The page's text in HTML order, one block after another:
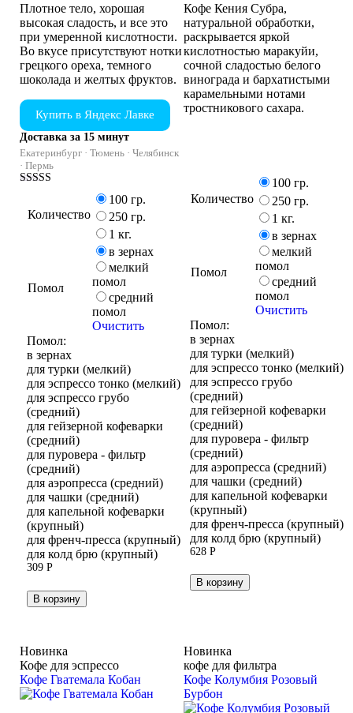
Кофе Кения Субра,
натуральной обработки,
раскрывается яркой
кислотностью маракуйи,
сочной сладостью белого
винограда и бархатистыми
карамельными нотами
тростникового сахара.
Количество
100 гр.
250 гр.
1 кг.
Помол
в зернах
мелкий
помол
средний
помол
Очистить
Помол:
в зернах
для турки (мелкий)
для эспрессо тонко (мелкий)
для эспрессо грубо
(средний)
для гейзерной кофеварки
(средний)
для пуровера - фильтр
(средний)
для аэропресса (средний)
для чашки (средний)
для капельной кофеварки
(крупный)
для френч-пресса (крупный)
для колд брю (крупный)
628 Р
В корзину
Плотное тело, хорошая
высокая сладость, и все это
при умеренной кислотности.
Во вкусе присутствуют нотки
грецкого ореха, темного
шоколада и желтых фруктов.
Купить в Яндекс Лавке
Доставка за 15 минут
Екатеринбург · Тюмень · Челябинск
· Пермь
из 5
Количество
100 гр.
250 гр.
1 кг.
Помол
в зернах
мелкий
помол
средний
помол
Очистить
Помол:
в зернах
для турки (мелкий)
для эспрессо тонко (мелкий)
для эспрессо грубо
(средний)
для гейзерной кофеварки
(средний)
для пуровера - фильтр
(средний)
для аэропресса (средний)
для чашки (средний)
для капельной кофеварки
(крупный)
для френч-пресса (крупный)
для колд брю (крупный)
309 Р
В корзину
Новинка
кофе для фильтра
Кофе Колумбия Розовый
Бурбон
Новинка
Кофе для эспрессо
Кофе Гватемала Кобан